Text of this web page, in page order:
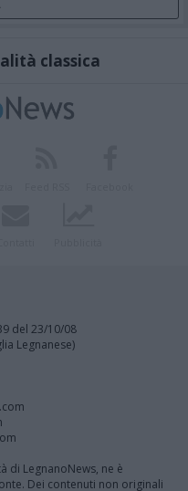
classica
del 23/10/08
Legnanese)
di LegnanoNews, ne è
Dei contenuti non originali